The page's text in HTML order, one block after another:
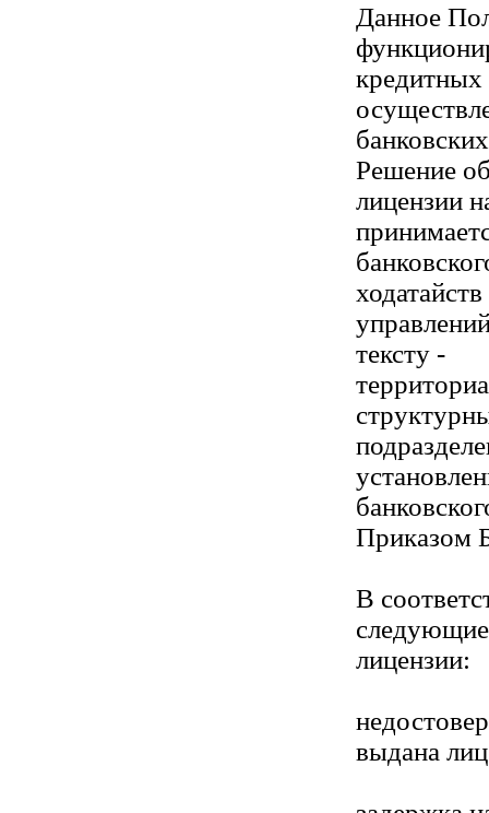
Данное
кредитных
Решение
лицензии
тексту -
Приказом
В
лицензии:
выдана